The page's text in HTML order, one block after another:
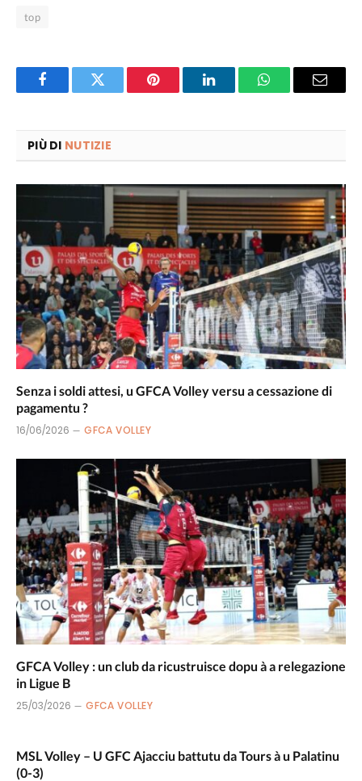
top
FacebookTwitter Pinterest LinkedInWhatsAppEmail
PIÙ DI NUTIZIE
Senza i soldi attesi, u GFCA Volley versu a cessazione di
pagamentu ?
16/06/2026 GFCA VOLLEY
GFCA Volley : un club da ricustruisce dopu à a relegazione
in Ligue B
25/03/2026 GFCA VOLLEY
MSL Volley – U GFC Ajacciu battutu da Tours à u Palatinu
(0-3)